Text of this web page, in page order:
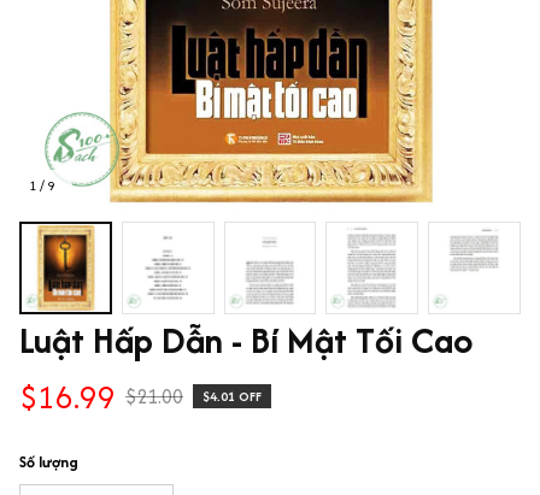
1 / 9
Luật Hấp Dẫn - Bí Mật Tối Cao
$16.99 $21.00 $4.01 OFF
Số lượng